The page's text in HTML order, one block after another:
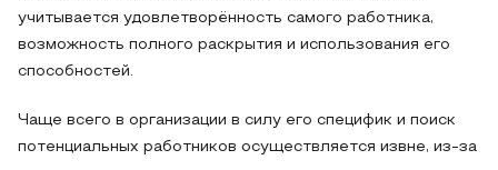
учитывается удовлетворённость самого работника,
возможность полного раскрытия и использования его
способностей.
Чаще всего в организации в силу его специфик и поиск
потенциальных работников осуществляется извне, из-за